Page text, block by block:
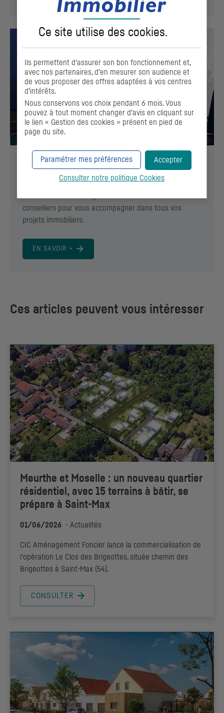
Agence immobilière : acheter, investir ou
vendre votre bien immobilier
conseillers pour vous accompagner dans tous vos
projets immobiliers.
EN SAVOIR +
Ces articles peuvent vous intéresser
Meurthe et Moselle : un nouveau quartier
résidentiel, avec 15 terrains à bâtir, se
prépare à Saint-Max
01/06/2026 - Actualités
CIC Aménagement Foncier lance la commercialisation de
l'opération Le Clos des Brigeottes, située chemin des
Brigeottes à Saint-Max (54).
CONSULTER
Ce site utilise des cookies.
Ils permettent d’assurer son bon fonctionnement et,
avec nos partenaires, d’en mesurer son audience et
de vous proposer des offres adaptées à vos centres
d’intérêts.
Nous conservons vos choix pendant 6 mois. Vous
pouvez à tout moment changer d’avis en cliquant sur
le lien « Gestion des cookies » présent en pied de
page du site.
Accepter
Paramétrer mes préférences
Consulter notre politique Cookies